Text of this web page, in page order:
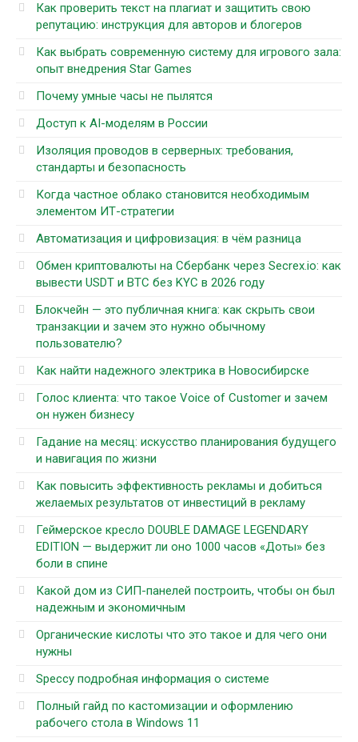
Как проверить текст на плагиат и защитить свою
репутацию: инструкция для авторов и блогеров
Как выбрать современную систему для игрового зала:
опыт внедрения Star Games
Почему умные часы не пылятся
Доступ к AI-моделям в России
Изоляция проводов в серверных: требования,
стандарты и безопасность
Когда частное облако становится необходимым
элементом ИТ-стратегии
Автоматизация и цифровизация: в чём разница
Обмен криптовалюты на Сбербанк через Secrex.io: как
вывести USDT и BTC без KYC в 2026 году
Блокчейн — это публичная книга: как скрыть свои
транзакции и зачем это нужно обычному
пользователю?
Как найти надежного электрика в Новосибирске
Голос клиента: что такое Voice of Customer и зачем
он нужен бизнесу
Гадание на месяц: искусство планирования будущего
и навигация по жизни
Как повысить эффективность рекламы и добиться
желаемых результатов от инвестиций в рекламу
Геймерское кресло DOUBLE DAMAGE LEGENDARY
EDITION — выдержит ли оно 1000 часов «Доты» без
боли в спине
Какой дом из СИП-панелей построить, чтобы он был
надежным и экономичным
Органические кислоты что это такое и для чего они
нужны
Speccy подробная информация о системе
Полный гайд по кастомизации и оформлению
рабочего стола в Windows 11